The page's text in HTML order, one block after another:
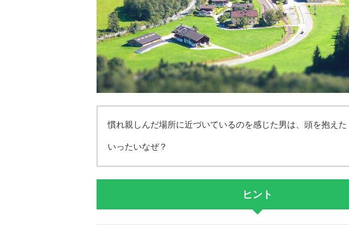
慣れ親しんだ場所に近づいているのを感じた男は、頭を抱えた
いったいなぜ？
ヒント